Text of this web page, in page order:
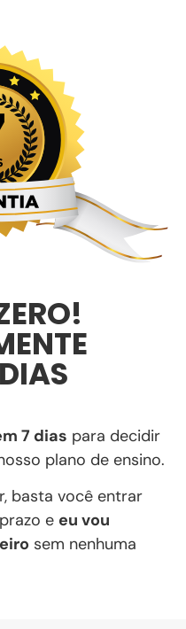
7 dias para decidir
plano de ensino.
basta você entrar
e eu vou
sem nenhuma